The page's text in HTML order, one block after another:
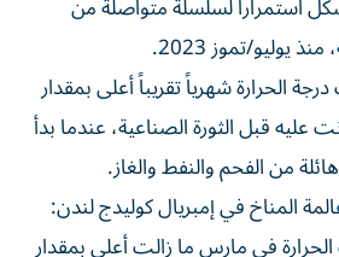
يوليو/تموز 2023.
الحرارة شهرياً تقريباً أعلى بمقدار
عليه قبل الثورة الصناعية، عندما بدأ
من الفحم والنفط والغاز.
المناخ في إمبريال كوليدج لندن:
في مارس ما زالت أعلى بمقدار